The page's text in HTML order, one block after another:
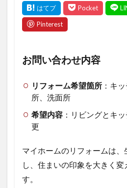
お問い合わせ内容
リフォーム希望箇所：キ
所、洗面所
希望内容：リビングとキ
更
マイホームのリフォームは、
し、住まいの印象を大きく
す。